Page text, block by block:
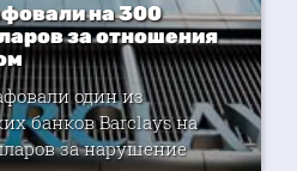
на 300
за отношения
один из
банков Barclays на
за нарушение